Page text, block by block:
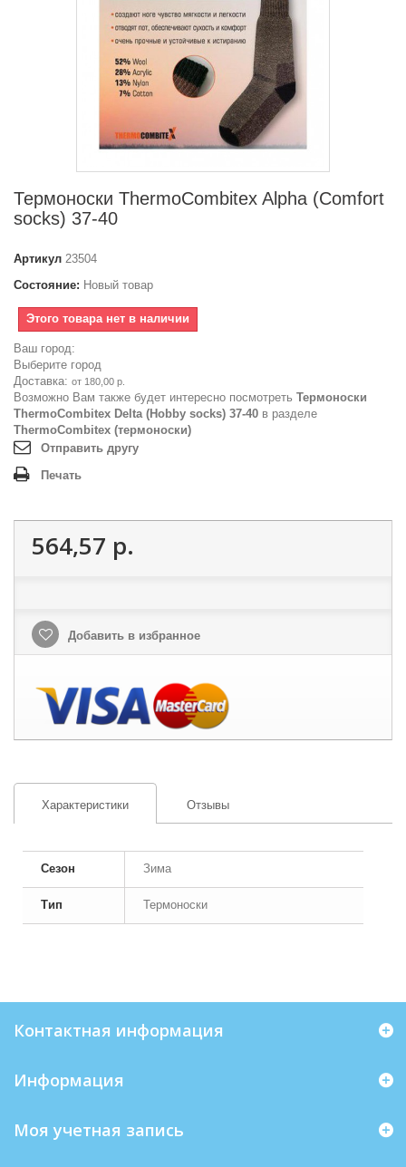
Термоноски ThermoCombitex Alpha (Comfort
socks) 37-40
Артикул 23504
Состояние: Новый товар
Этого товара нет в наличии
Ваш город:
Выберите город
Доставка: от 180,00 р.
Возможно Вам также будет интересно посмотреть Термоноски
ThermoCombitex Delta (Hobby socks) 37-40 в разделе
ThermoCombitex (термоноски)
Отправить другу
Печать
564,57 р.
Добавить в избранное
Характеристики Отзывы
Сезон Зима
Тип Термоноски
Контактная информация
Информация
Моя учетная запись